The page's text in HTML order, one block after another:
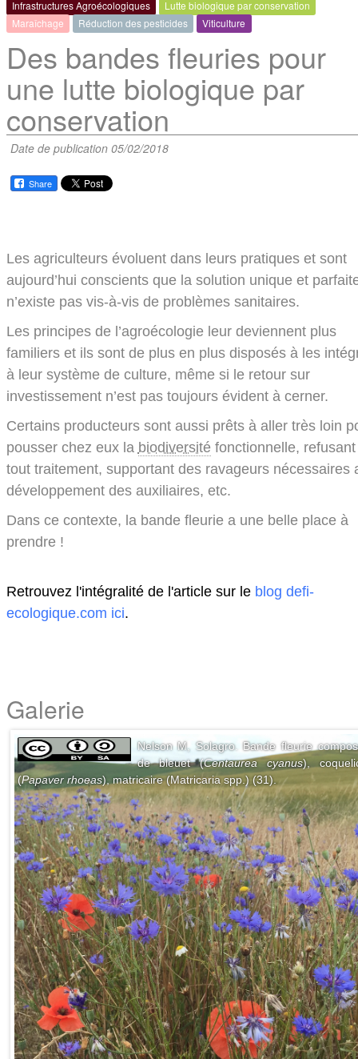
Infrastructures Agroécologiques
Lutte biologique par conservation
Maraîchage
Réduction des pesticides Viticulture
Des bandes fleuries pour
une lutte biologique par
conservation
Date de publication 05/02/2018
Share
Les agriculteurs évoluent dans leurs pratiques et sont
aujourd’hui conscients que la solution unique et
n’existe pas vis-à-vis de problèmes sanitaires.
Les principes de l’agroécologie leur deviennent plus
familiers et ils sont de plus en plus disposés à les
à leur système de culture, même si le retour sur
investissement n’est pas toujours évident à cerner.
Certains producteurs sont aussi prêts à aller très loin
pousser chez eux la biodiversitéfonctionnelle, refusant
tout traitement, supportant des ravageurs nécessaires
développement des auxiliaires, etc.
Dans ce contexte, la bande fleurie a une belle place à
prendre !
Retrouvez l'intégralité de l'article sur le blog defi-
ecologique.com ici.
Galerie
Nelson M, Solagro. Bande fleurie
de bleuet (Centaurea cyanus),
(Papaver rhoeas), matricaire (Matricaria spp.) (31).